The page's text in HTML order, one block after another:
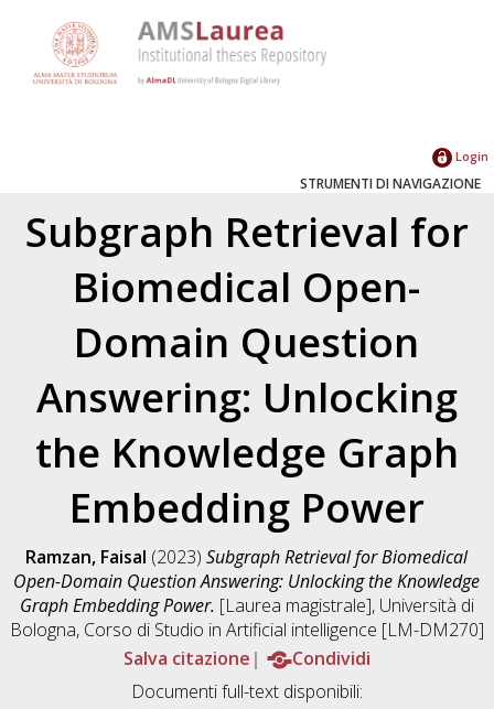
Login
STRUMENTI DI NAVIGAZIONE
Subgraph Retrieval for
Biomedical Open-
Domain Question
Answering: Unlocking
the Knowledge Graph
Embedding Power
Ramzan, Faisal (2023)Subgraph Retrieval for Biomedical
Open-Domain Question Answering: Unlocking the Knowledge
Graph Embedding Power. [Laurea magistrale], Università di
Bologna, Corso di Studio in Artificial intelligence [LM-DM270]
Salva citazione
Condividi
Documenti full-text disponibili: